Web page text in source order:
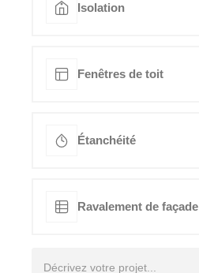
Isolation
Fenêtres de toit
Étanchéité
Ravalement de façade